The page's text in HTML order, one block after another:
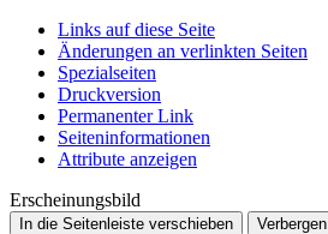
Links auf diese Seite
Änderungen an verlinkten Seiten
Spezialseiten
Druckversion
Permanenter Link
Seiten­­informationen
Attribute anzeigen
Erscheinungsbild
In die Seitenleiste verschieben Verbergen